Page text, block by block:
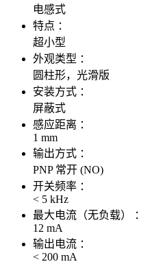
电感式
特点 ：
超小型
外观类型 ：
圆柱形，光滑版
安装方式 ：
屏蔽式
感应距离 ：
1 mm
输出方式 ：
PNP 常开 (NO)
开关频率 ：
< 5 kHz
最大电流（无负载） ：
12 mA
输出电流 ：
< 200 mA